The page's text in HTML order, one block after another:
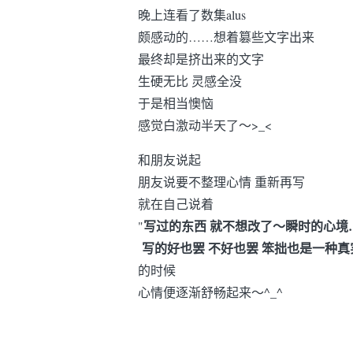
晚上连看了数集alus
颇感动的……想着篡些文字出来
最终却是挤出来的文字
生硬无比 灵感全没
于是相当懊恼
感觉白激动半天了～>_<
和朋友说起
朋友说要不整理心情 重新再写
就在自己说着
"写过的东西 就不想改了～瞬时的心
写的好也罢 不好也罢 笨拙也是一种
的时候
心情便逐渐舒畅起来～^_^